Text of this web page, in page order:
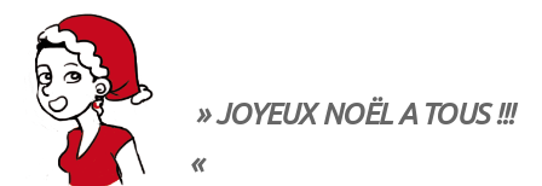
» JOYEUX NOËL A TOUS !!!
«